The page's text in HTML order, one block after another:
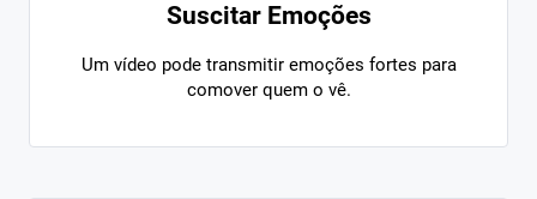
Suscitar Emoções
Um vídeo pode transmitir emoções fortes para
comover quem o vê.